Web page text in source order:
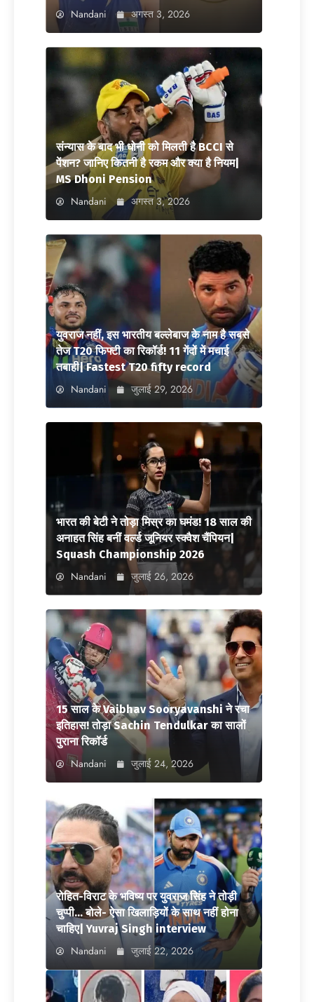
Nandani अगस्त 3, 2026
संन्यास के बाद भी धोनी को मिलती है BCCI से
पेंशन? जानिए कितनी है रकम और क्या है नियम|
MS Dhoni Pension
Nandani अगस्त 3, 2026
युवराज नहीं, इस भारतीय बल्लेबाज के नाम है सबसे
तेज T20 फिफ्टी का रिकॉर्ड! 11 गेंदों में मचाई
तबाही| Fastest T20 fifty record
Nandani जुलाई 29, 2026
भारत की बेटी ने तोड़ा मिस्र का घमंड! 18 साल की
अनाहत सिंह बनीं वर्ल्ड जूनियर स्क्वैश चैंपियन|
Squash Championship 2026
Nandani जुलाई 26, 2026
15 साल के Vaibhav Sooryavanshi ने रचा
इतिहास! तोड़ा Sachin Tendulkar का सालों
पुराना रिकॉर्ड
Nandani जुलाई 24, 2026
रोहित-विराट के भविष्य पर युवराज सिंह ने तोड़ी
चुप्पी… बोले- ऐसा खिलाड़ियों के साथ नहीं होना
चाहिए| Yuvraj Singh interview
Nandani जुलाई 22, 2026